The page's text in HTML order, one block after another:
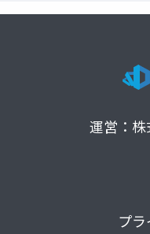
運営：
プ